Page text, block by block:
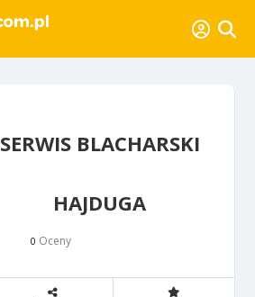
SERWIS BLACHARSKI
HAJDUGA
0 Oceny